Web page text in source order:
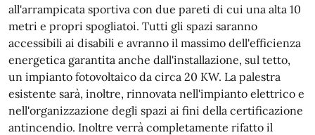
all'arrampicata sportiva con due pareti di cui una alta 10
metri e propri spogliatoi. Tutti gli spazi saranno
accessibili ai disabili e avranno il massimo dell'efficienza
energetica garantita anche dall'installazione, sul tetto,
un impianto fotovoltaico da circa 20 KW. La palestra
esistente sarà, inoltre, rinnovata nell'impianto elettrico e
nell'organizzazione degli spazi ai fini della certificazione
antincendio. Inoltre verrà completamente rifatto il